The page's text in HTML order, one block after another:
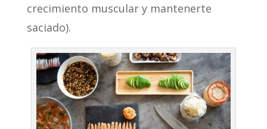
crecimiento muscular y mantenerte
saciado).